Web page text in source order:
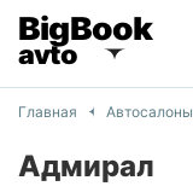
BigBook
avto
Главная
Адмирал